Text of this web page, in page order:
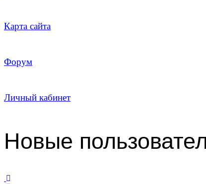
Карта сайта
Форум
Личный кабинет
Новые